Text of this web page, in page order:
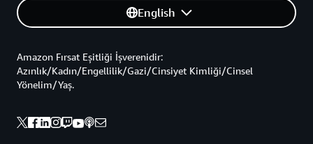
English
Amazon Fırsat Eşitliği İşverenidir:
Azınlık/Kadın/Engellilik/Gazi/Cinsiyet Kimliği/Cinsel
Yönelim/Yaş.